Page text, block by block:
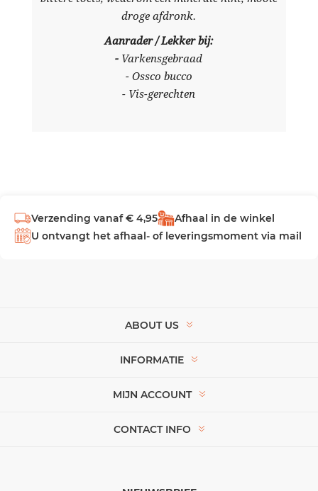
droge afdronk.
Aanrader / Lekker bij:
- Varkensgebraad
- Ossco bucco
- Vis-gerechten
Verzending vanaf € 4,95
Afhaal in de winkel
U ontvangt het afhaal- of leveringsmoment via mail
ABOUT US
INFORMATIE
MIJN ACCOUNT
CONTACT INFO